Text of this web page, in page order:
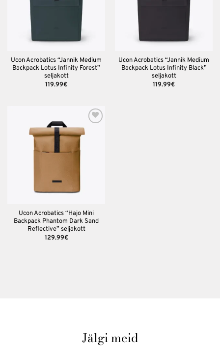
Ucon Acrobatics “Jannik Medium
Backpack Lotus Infinity Forest”
seljakott
119.99€
Ucon Acrobatics “Jannik Medium
Backpack Lotus Infinity Black”
seljakott
119.99€
Lisa
soovinimekirja
Ucon Acrobatics “Hajo Mini
Backpack Phantom Dark Sand
Reflective” seljakott
129.99€
Jälgi meid